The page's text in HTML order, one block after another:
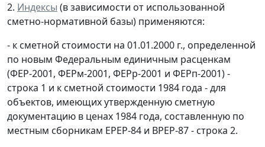
2. Индексы (в зависимости от использованной
сметно-нормативной базы) применяются:
- к сметной стоимости на 01.01.2000 г., определенной
по новым Федеральным единичным расценкам
(ФЕР-2001, ФЕРм-2001, ФЕРр-2001 и ФЕРп-2001) -
строка 1 и к сметной стоимости 1984 года - для
объектов, имеющих утвержденную сметную
документацию в ценах 1984 года, составленную по
местным сборникам ЕРЕР-84 и ВРЕР-87 - строка 2.